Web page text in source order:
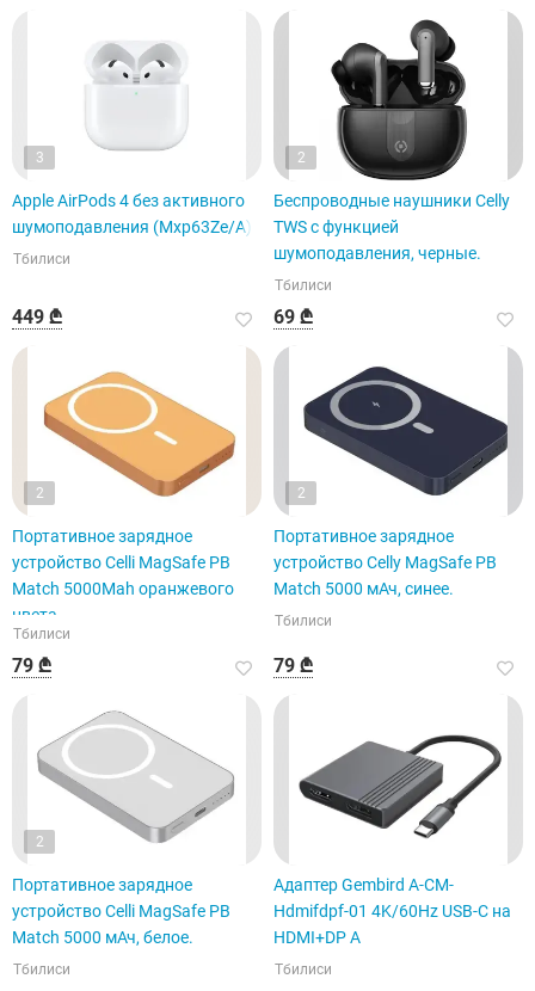
3
Apple AirPods 4 без активного
шумоподавления (Mxp63Ze/A)
Тбилиси
449 ₾
2
Беспроводные наушники Celly
TWS с функцией
шумоподавления, черные.
Тбилиси
69 ₾
2
Портативное зарядное
устройство Celli MagSafe PB
Match 5000Mah оранжевого
цвета
Тбилиси
79 ₾
2
Портативное зарядное
устройство Celly MagSafe PB
Match 5000 мАч, синее.
Тбилиси
79 ₾
2
Портативное зарядное
устройство Celli MagSafe PB
Match 5000 мАч, белое.
Тбилиси
Адаптер Gembird A-CM-
Hdmifdpf-01 4K/60Hz USB-C на
HDMI+DP A
Тбилиси